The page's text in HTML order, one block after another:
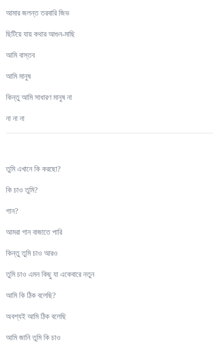
আমার জলন্ত তরবারি জিভ
ছিটিয়ে যায় কথার আগুন-মাছি
আমি বাস্তব
আমি মানুষ
কিন্তু আমি সাধারণ মানুষ না
না না না
তুমি এখানে কি করছো?
কি চাও তুমি?
গান?
আমরা গান বাজাতে পারি
কিন্তু তুমি চাও আরও
তুমি চাও এমন কিছু যা একেবারে নতুন
আমি কি ঠিক বলেছি?
অবশ্যই আমি ঠিক বলেছি
আমি জানি তুমি কি চাও